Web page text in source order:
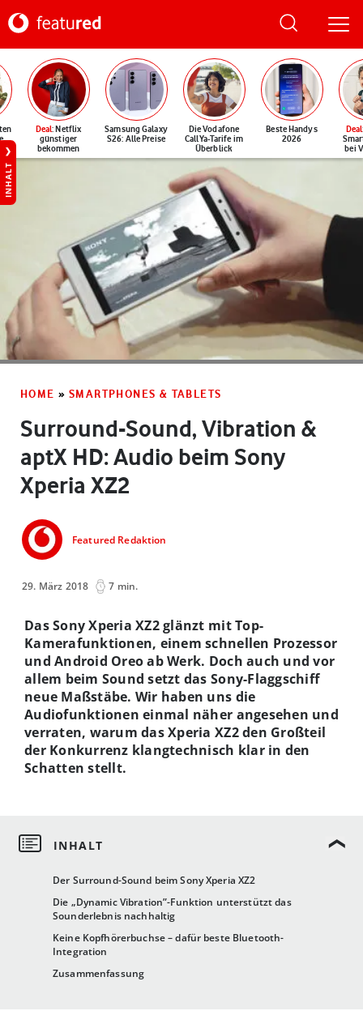
Deal: Netflix
günstiger
bekommen
Samsung Galaxy
S26: Alle Preise
Die Vodafone
CallYa-Tarife im
Überblick
Beste Handys
2026
Deal
bei
INHALT
HOME » SMARTPHONES & TABLETS
Surround-Sound, Vibration &
aptX HD: Audio beim Sony
Xperia XZ2
Featured Redaktion
29. März 2018 7 min.
Der Surround-Sound beim Sony Xperia XZ2
Die „Dynamic Vibration”-Funktion unterstützt das
Sounderlebnis nachhaltig
Keine Kopfhörerbuchse – dafür beste Bluetooth-
Integration
Zusammenfassung
Das Sony Xperia XZ2 glänzt mit Top-
Kamerafunktionen, einem schnellen Prozessor
und Android Oreo ab Werk. Doch auch und vor
allem beim Sound setzt das Sony-Flaggschiff
neue Maßstäbe. Wir haben uns die
Audiofunktionen einmal näher angesehen und
verraten, warum das Xperia XZ2 den Großteil
der Konkurrenz klangtechnisch klar in den
Schatten stellt.